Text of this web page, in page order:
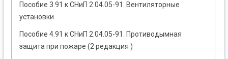
Пособие 3.91 к СНиП 2.04.05-91. Вентиляторные
установки
Пособие 4.91 к СНиП 2.04.05-91. Противодымная
защита при пожаре (2 редакция )